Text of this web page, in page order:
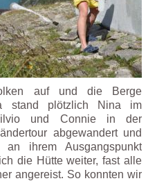
auf und die Berge
stand plötzlich Nina im
und Connie in der
abgewandert und
ihrem Ausgangspunkt
die Hütte weiter, fast alle
angereist. So konnten wir